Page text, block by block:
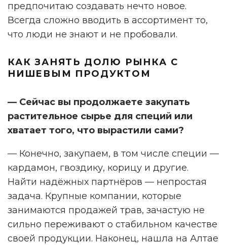
предпочитаю создавать нечто новое.
Всегда сложно вводить в ассортимент то,
что люди не знают и не пробовали.
КАК ЗАНЯТЬ ДОЛЮ РЫНКА С
НИШЕВЫМ ПРОДУКТОМ
— Сейчас вы продолжаете закупать
растительное сырье для специй или
хватает того, что вырастили сами?
— Конечно, закупаем, в том числе специи —
кардамон, гвоздику, корицу и другие.
Найти надёжных партнёров — непростая
задача. Крупные компании, которые
занимаются продажей трав, зачастую не
сильно переживают о стабильном качестве
своей продукции. Наконец, нашла на Алтае